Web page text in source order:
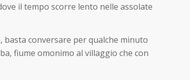
il tempo scorre lento nelle assolate
conversare per qualche minuto
fiume omonimo al villaggio che con